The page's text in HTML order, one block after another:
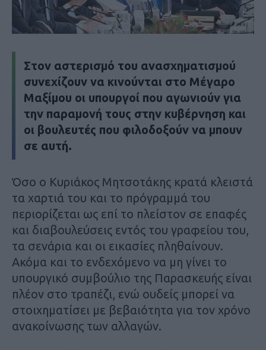
Στον αστερισμό του ανασχηματισμού
συνεχίζουν να κινούνται στο Μέγαρο
Μαξίμου οι υπουργοί που αγωνιούν για
την παραμονή τους στην κυβέρνηση και
οι βουλευτές που φιλοδοξούν να μπουν
σε αυτή.
Όσο ο Κυριάκος Μητσοτάκης κρατά κλειστά
τα χαρτιά του και το πρόγραμμά του
περιορίζεται ως επί το πλείστον σε επαφές
και διαβουλεύσεις εντός του γραφείου του,
τα σενάρια και οι εικασίες πληθαίνουν.
Ακόμα και το ενδεχόμενο να μη γίνει το
υπουργικό συμβούλιο της Παρασκευής είναι
πλέον στο τραπέζι, ενώ ουδείς μπορεί να
στοιχηματίσει με βεβαιότητα για τον χρόνο
ανακοίνωσης των αλλαγών.